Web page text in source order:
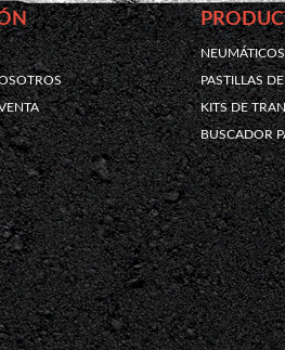
NEUMÁTICOS
PASTILLAS
KITS DE
BUSCADOR